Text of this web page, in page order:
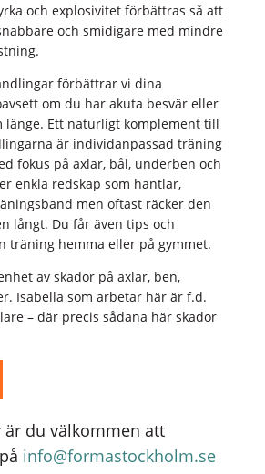
och explosivitet förbättras så att
och smidigare med mindre
förbättrar vi dina
om du har akuta besvär eller
länge. Ett naturligt komplement till
är individanpassad träning
fokus på axlar, bål, underben och
enkla redskap som hantlar,
men oftast räcker den
långt. Du får även tips och
träning hemma eller på gymmet.
av skador på axlar, ben,
Isabella som arbetar här är f.d.
– där precis sådana här skador
är du välkommen att
info@formastockholm.se